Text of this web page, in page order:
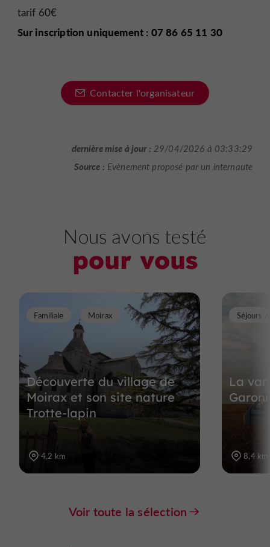
tarif 60€
Sur inscription uniquement : 07 86 65 11 30
Contacter l'organisateur
dernière mise à jour : 29/04/2026 à 03:33:29
Source : Evènement proposé par un internaute
Nous avons testé
pour vous
Découverte du village de
Moirax et son site nature
Trotte-lapin
Familiale Moirax
4,2 km
La
Séjours /
8,4 km
Voir toute la sélection